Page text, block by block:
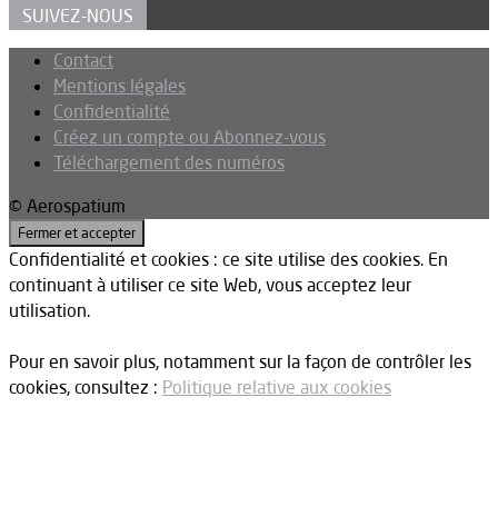
SUIVEZ-NOUS
Contact
Mentions légales
Confidentialité
Créez un compte ou Abonnez-vous
Téléchargement des numéros
© Aerospatium
Confidentialité et cookies : ce site utilise des cookies. En
continuant à utiliser ce site Web, vous acceptez leur
utilisation.
Pour en savoir plus, notamment sur la façon de contrôler les
cookies, consultez : Politique relative aux cookies